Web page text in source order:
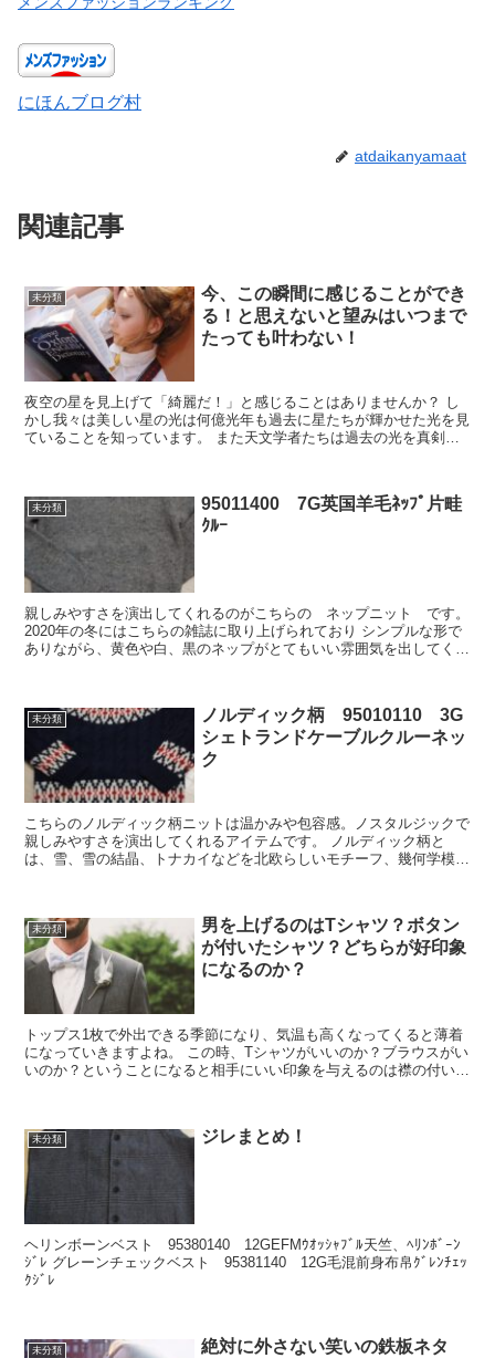
にほんブログ村
atdaikanyamaat
関連記事
未分類
今、この瞬間に感じることができ
る！と思えないと望みはいつまで
たっても叶わない！
夜空の星を見上げて「綺麗だ！」と感じることはありませんか？ し
かし我々は美しい星の光は何億光年も過去に星たちが輝かせた光を見
ていることを知っています。 また天文学者たちは過去の光を真剣に
未分類
95011400 7G英国羊毛ﾈｯﾌﾟ片畦
ｸﾙｰ
親しみやすさを演出してくれるのがこちらの ネップニット です。
2020年の冬にはこちらの雑誌に取り上げられており シンプルな形で
ありながら、黄色や白、黒のネップがとてもいい雰囲気を出してくれ
未分類
ノルディック柄 95010110 3G
シェトランドケーブルクルーネッ
ク
こちらのノルディック柄ニットは温かみや包容感。ノスタルジックで
親しみやすさを演出してくれるアイテムです。 ノルディック柄と
は、雪、雪の結晶、トナカイなどを北欧らしいモチーフ、幾何学模様
未分類
男を上げるのはTシャツ？ボタン
が付いたシャツ？どちらが好印象
になるのか？
トップス1枚で外出できる季節になり、気温も高くなってくると薄着
になっていきますよね。 この時、Tシャツがいいのか？ブラウスがい
いのか？ということになると相手にいい印象を与えるのは襟の付いた
未分類 ジレまとめ！
ヘリンボーンベスト 95380140 12GEFMｳｵｯｼｬﾌﾞﾙ天竺、ﾍﾘﾝﾎﾞｰﾝ
ｼﾞﾚ グレーンチェックベスト 95381140 12G毛混前身布帛ｸﾞﾚﾝﾁｪｯ
ｸｼﾞﾚ
未分類 絶対に外さない笑いの鉄板ネタ